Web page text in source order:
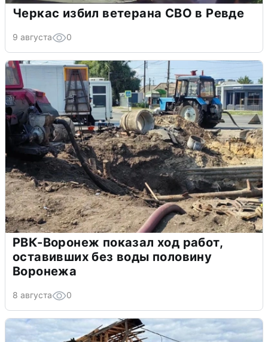
Черкас избил ветерана СВО в Ревде
9 августа 0
РВК-Воронеж показал ход работ,
оставивших без воды половину
Воронежа
8 августа 0